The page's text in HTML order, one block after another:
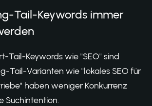
Tail-Keywords immer
Tail-Keywords wie "SEO" sind
Tail-Varianten wie "lokales SEO für
haben weniger Konkurrenz
Suchintention.